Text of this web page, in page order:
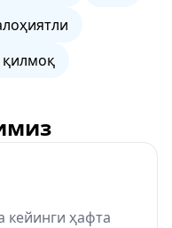
кейинги ҳафта